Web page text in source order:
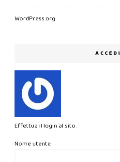
WordPress.org
ACCEDI
Effettua il login al sito.
Nome utente